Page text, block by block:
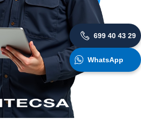
699 40 43 29
WhatsApp